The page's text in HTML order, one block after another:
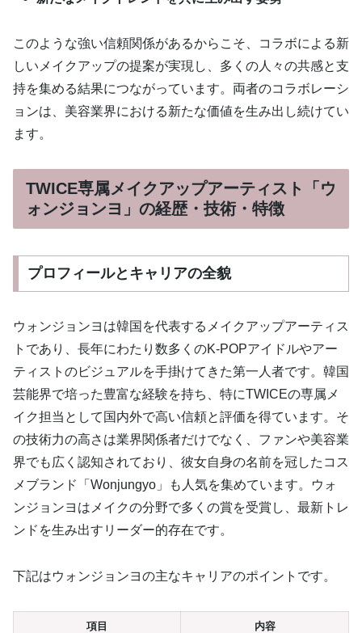
このような強い信頼関係があるからこそ、コラボによる新
しいメイクアップの提案が実現し、多くの人々の共感と支
持を集める結果につながっています。両者のコラボレーシ
ョンは、美容業界における新たな価値を生み出し続けてい
ます。
TWICE専属メイクアップアーティスト「ウ
ォンジョンヨ」の経歴・技術・特徴
プロフィールとキャリアの全貌
ウォンジョンヨは韓国を代表するメイクアップアーティス
トであり、長年にわたり数多くのK-POPアイドルやアー
ティストのビジュアルを手掛けてきた第一人者です。韓国
芸能界で培った豊富な経験を持ち、特にTWICEの専属メ
イク担当として国内外で高い信頼と評価を得ています。そ
の技術力の高さは業界関係者だけでなく、ファンや美容業
界でも広く認知されており、彼女自身の名前を冠したコス
メブランド「Wonjungyo」も人気を集めています。ウォ
ンジョンヨはメイクの分野で多くの賞を受賞し、最新トレ
ンドを生み出すリーダー的存在です。
下記はウォンジョンヨの主なキャリアのポイントです。
項目 内容